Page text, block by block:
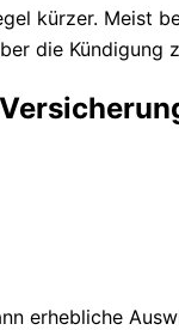
kürzer. Meist
die Kündigung
erhebliche